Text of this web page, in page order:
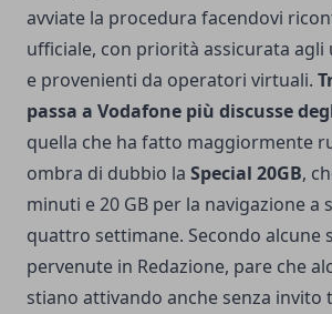
avviate la procedura facendovi
ufficiale, con priorità assicurata agli
e provenienti da operatori virtuali.
passa a Vodafone più discusse
quella che ha fatto maggiormente
ombra di dubbio la Special 20GB,
minuti e 20 GB per la navigazione a
quattro settimane. Secondo alcune
pervenute in Redazione, pare che
stiano attivando anche senza invito